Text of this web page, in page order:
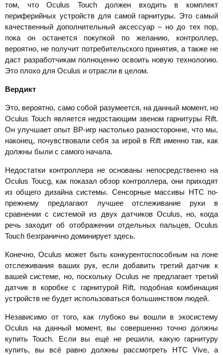
том, что Oculus Touch должен входить в комплект
периферийных устройств для самой гарнитуры. Это самый
качественный дополнительный аксессуар – но до тех пор,
пока он останется покупкой по желанию, контроллер,
вероятно, не получит потребительского принятия, а также не
даст разработчикам полноценно освоить новую технологию.
Это плохо для Oculus и отрасли в целом.
Вердикт
Это, вероятно, само собой разумеется, на данный момент, но
Oculus Touch является недостающим звеном гарнитуры Rift.
Он улучшает опыт ВР-игр настолько разносторонне, что мы,
наконец, почувствовали себя за игрой в Rift именно так, как
должны были с самого начала.
Недостатки контроллера не основаны непосредственно на
Oculus Toucg, как показал обзор контроллера, они приходят
из общего дизайна системы. Сенсорные массивы HTC по-
прежнему предлагают лучшее отслеживание руки в
сравнении с системой из двух датчиков Oculus, но, когда
речь заходит об отображении отдельных пальцев, Oculus
Touch безгранично доминирует здесь.
Конечно, Oculus может быть конкурентоспособным на лоне
отслеживания ваших рук, если добавить третий датчик к
вашей системе, но, поскольку Oculus не предлагает третий
датчик в коробке с гарнитурой Rift, подобная комбинация
устройств не будет использоваться большинством людей.
Независимо от того, как глубоко вы вошли в экосистему
Oculus на данный момент, вы совершенно точно должны
купить Touch. Если вы ещё не решили, какую гарнитуру
купить, вы всё равно должны рассмотреть HTC Vive, а